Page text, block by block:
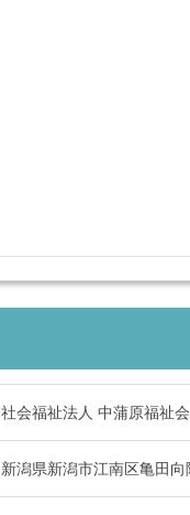
社会福祉法人 中蒲原福祉会
新潟県新潟市江南区亀田